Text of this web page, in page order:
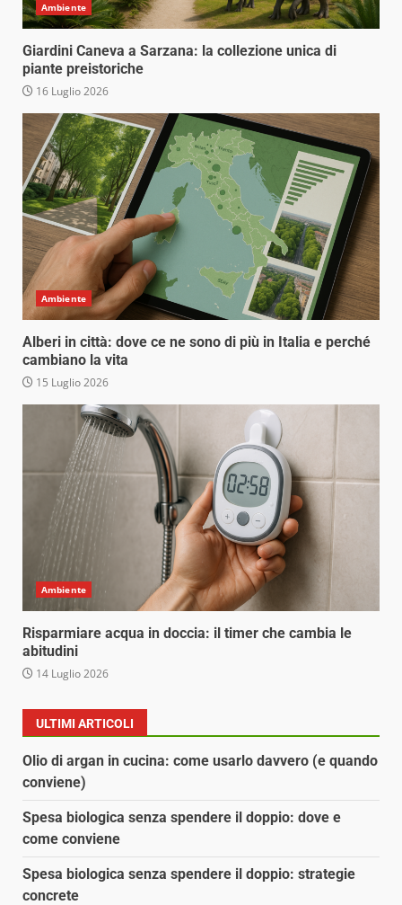
Ambiente
Giardini Caneva a Sarzana: la collezione unica di
piante preistoriche
16 Luglio 2026
Ambiente
Alberi in città: dove ce ne sono di più in Italia e perché
cambiano la vita
15 Luglio 2026
Ambiente
Risparmiare acqua in doccia: il timer che cambia le
abitudini
14 Luglio 2026
ULTIMI ARTICOLI
Olio di argan in cucina: come usarlo davvero (e quando
conviene)
Spesa biologica senza spendere il doppio: dove e
come conviene
Spesa biologica senza spendere il doppio: strategie
concrete